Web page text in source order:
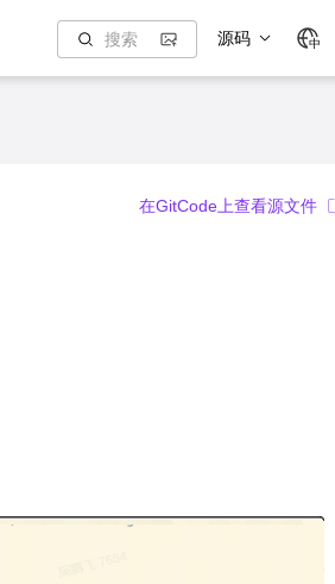
源码 中
在GitCode上查看源文件